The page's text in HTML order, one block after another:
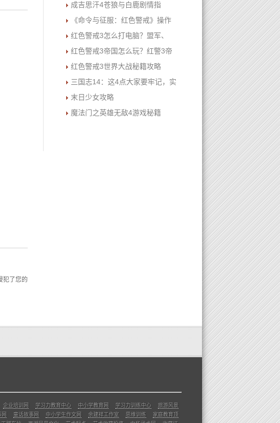
犯了您的
成吉思汗4苍狼与白鹿剧情指
《命令与征服：红色警戒》操作
红色警戒3怎么打电脑？盟军、
红色警戒3帝国怎么玩？红警3帝
红色警戒3世界大战秘籍攻略
三国志14：这4点大家要牢记，实
末日少女攻略
魔法门之英雄无敌4游戏秘籍
企业培训网 学习力教育中心 中小学教育网 学习力训练中心
旅游风景
童话故事网 中小学生作文网 余建祥工作室 思维训练
家庭教育顶